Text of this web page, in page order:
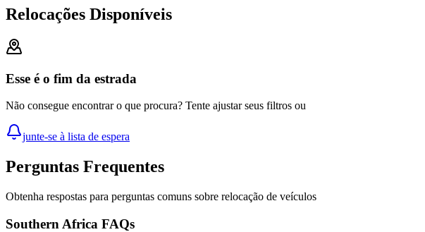
Relocações Disponíveis
Esse é o fim da estrada
Não consegue encontrar o que procura? Tente ajustar seus filtros ou
junte-se à lista de espera
Perguntas Frequentes
Obtenha respostas para perguntas comuns sobre relocação de veículos
Southern Africa FAQs